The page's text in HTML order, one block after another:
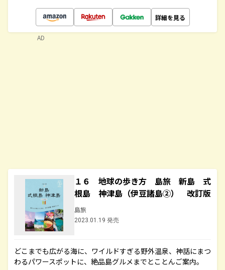
詳細を見る
１６ 地球の歩き方 島旅 新島 式
根島 神津島（伊豆諸島②） 改訂版
島旅
2023.01.19 発売
どこまでも広がる海に、ワイルドすぎる野外温泉、神話にまつ
わるパワースポットに、絶品島グルメまでとことんご案内。
AD